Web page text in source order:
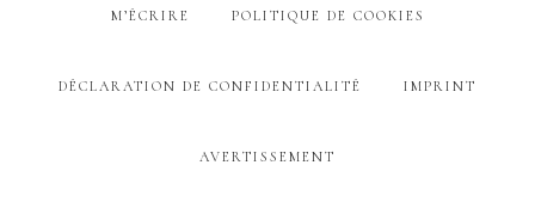
M’ÉCRIRE POLITIQUE DE COOKIES
DÉCLARATION DE CONFIDENTIALITÉ IMPRINT
AVERTISSEMENT